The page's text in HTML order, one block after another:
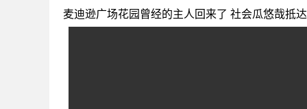
麦迪逊广场花园曾经的主人回来了 社会瓜悠哉抵